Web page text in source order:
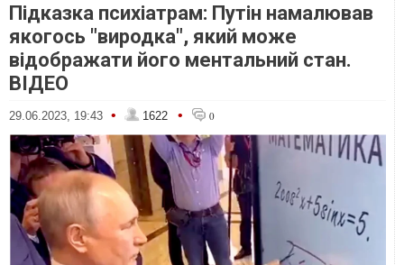
Підказка психіатрам: Путін намалював
якогось "виродка", який може
відображати його ментальний стан.
ВІДЕО
29.06.2023, 19:43 • 1622 • 0